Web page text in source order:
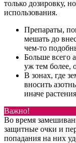
только дозировку,
использования.
Препараты,
мешать до
чем-то
Больше всего
уж тем более,
В зонах, где
вносить
иначе
Важно!
Во время
защитные очки и
попадания на них